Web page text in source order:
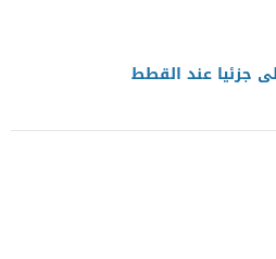
جزئيا عند القطط